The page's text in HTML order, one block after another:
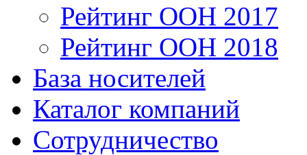
Рейтинг OOH 2017
Рейтинг OOH 2018
База носителей
Каталог компаний
Сотрудничество